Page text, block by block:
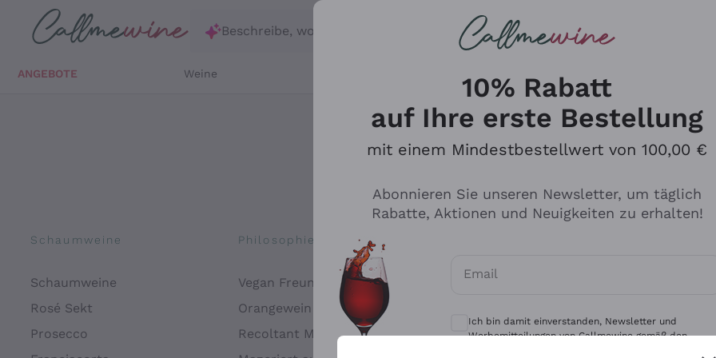
Zum Hauptinhalt springen
Beschreibe, wonach du suchst
ANGEBOTE Weine
Schaumweine
Schaumweine
Rosé Sekt
Prosecco
Philosophien
Vegan Freundlich
Orangewein
Recoltant Manipulant
Antinori
Ca' del Bosco
Gavi
10% Rabatt
auf Ihre erste Bestellung
mit einem Mindestbestellwert von 100,00 €
Abonnieren Sie unseren Newsletter, um täglich
Rabatte, Aktionen und Neuigkeiten zu erhalten!
Email
Optionale Einwilligungen zum Erhalt von
Ich bin damit einverstanden, Newsletter und
Werbemitteilungen von Callmewine gemäß den -